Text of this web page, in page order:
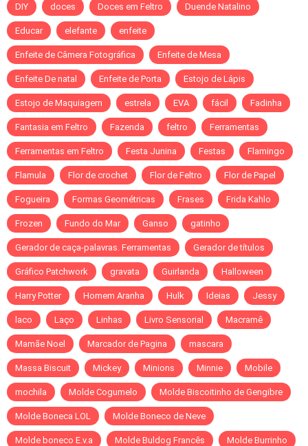
DIY doces Doces em Feltro Duende Natalino
Educar elefante enfeite
Enfeite de Câmera Fotográfica Enfeite de Mesa
Enfeite De natal Enfeite de Porta Estojo de Lápis
Estojo de Maquiagem estrela EVA fácil Fadinha
Fantasia em Feltro Fazenda feltro Ferramentas
Ferramentas em Feltro Festa Junina Festas Flamingo
Flamula Flor de crochet Flor de Feltro Flor de Papel
Fogueira Formas Geométricas Frases Frida Kahlo
Frozen Fundo do Mar Ganso gatinho
Gerador de caça-palavras. Ferramentas Gerador de títulos
Gráfico Patchwork gravata Guirlanda Halloween
Harry Potter Homem Aranha Hulk Ideias Jessy
laco Laço Linhas Livro Sensorial Macramê
Mamãe Noel Marcador de Pagina mascara
Massa Biscuit Mickey Minions Minnie Mobile
mochila Molde Cogumelo Molde Biscoitinho de Gengibre
Molde Boneca LOL Molde Boneco de Neve
Molde boneco E.v.a Molde Buldog Francês Molde Burrinho